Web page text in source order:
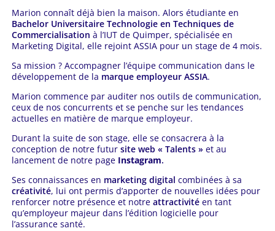
Marion connaît déjà bien la maison. Alors étudiante en
Bachelor Universitaire Technologie en Techniques de
Commercialisation à l’IUT de Quimper, spécialisée en
Marketing Digital, elle rejoint ASSIA pour un stage de 4 mois.
Sa mission ? Accompagner l’équipe communication dans le
développement de la marque employeur ASSIA.
Marion commence par auditer nos outils de communication,
ceux de nos concurrents et se penche sur les tendances
actuelles en matière de marque employeur.
Durant la suite de son stage, elle se consacrera à la
conception de notre futur site web « Talents » et au
lancement de notre page Instagram.
Ses connaissances en marketing digital combinées à sa
créativité, lui ont permis d’apporter de nouvelles idées pour
renforcer notre présence et notre attractivitéen tant
qu’employeur majeur dans l’édition logicielle pour
l’assurance santé.